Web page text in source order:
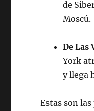
de
Moscú.
De Las
York
y llega
Estas son